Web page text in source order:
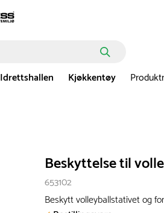
Idrettshallen Kjøkkentøy
Beskyttelse til
653102
Beskytt volleyballstativet og